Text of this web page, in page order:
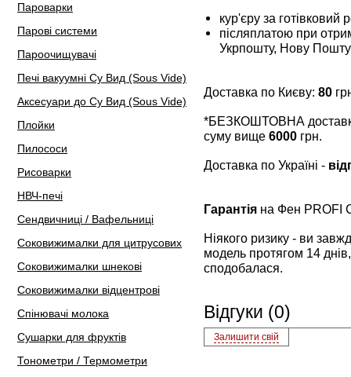
Пароварки
Парові системи
Пароочищувачі
Печі вакуумні Су Вид (Sous Vide)
Аксесуари до Су Вид (Sous Vide)
Плойки
Пилососи
Рисоварки
НВЧ-печі
Сендвичниці / Вафельниці
Соковижималки для цитрусових
Соковижималки шнекові
Соковижималки відцентрові
Спінювачі молока
Сушарки для фруктів
Тонометри / Термометри
кур'єру за готівковий
післяплатою при
Укрпошту, Нову
Доставка по Києву: 80
*БЕЗКОШТОВНА
суму вище 6000 грн.
Доставка по Україні -
Гарантія на Фен PROFI
Ніякого ризику - ви
модель протягом 14
сподобалася.
Відгуки (0)
Залишити свій